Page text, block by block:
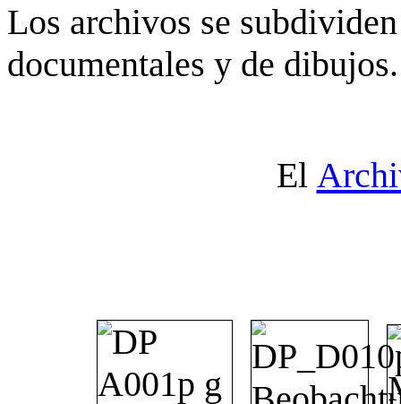
Los archivos se
documentales y de dibujos.
El